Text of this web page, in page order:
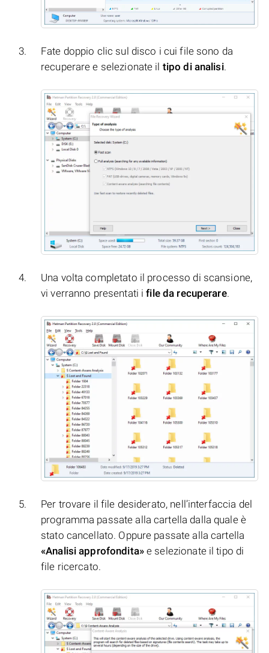
Fate doppio clic sul disco i cui file sono da
recuperare e selezionate il tipo di analisi.
Una volta completato il processo di scansione,
vi verranno presentati ifile da recuperare.
Per trovare il file desiderato, nell’interfaccia del
programma passate alla cartella dalla quale è
stato cancellato. Oppure passate alla cartella
«Analisi approfondita»e selezionate il tipo di
file ricercato.